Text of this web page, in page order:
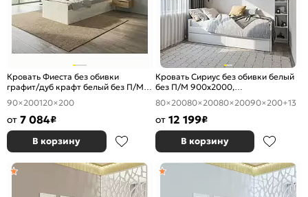
Кровать Фиеста без обивки
графит/дуб крафт белый без П/М
900x2000, изголовье жесткое
90×200120×200
от 7 084₽
В корзину
Кровать Сириус без обивки белый
без П/М 900x2000,
ортопедическое основание,
изголовье жесткое
80×20080×20080×20090×200+13
от 12 199₽
В корзину